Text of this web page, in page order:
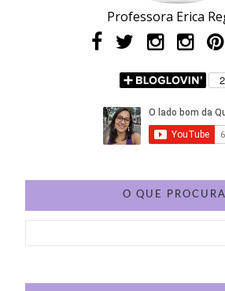
Professora Erica
O QUE